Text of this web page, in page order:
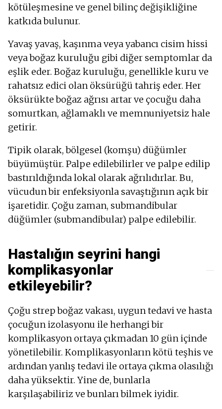
kötüleşmesine ve genel bilinç değişikliğine
katkıda bulunur.
Yavaş yavaş, kaşınma veya yabancı cisim hissi
veya boğaz kuruluğu gibi diğer semptomlar da
eşlik eder. Boğaz kuruluğu, genellikle kuru ve
rahatsız edici olan öksürüğü tahriş eder. Her
öksürükte boğaz ağrısı artar ve çocuğu daha
somurtkan, ağlamaklı ve memnuniyetsiz hale
getirir.
Tipik olarak, bölgesel (komşu) düğümler
büyümüştür. Palpe edilebilirler ve palpe edilip
bastırıldığında lokal olarak ağrılıdırlar. Bu,
vücudun bir enfeksiyonla savaştığının açık bir
işaretidir. Çoğu zaman, submandibular
düğümler (submandibular) palpe edilebilir.
Hastalığın seyrini hangi
komplikasyonlar
etkileyebilir?
Çoğu strep boğaz vakası, uygun tedavi ve hasta
çocuğun izolasyonu ile herhangi bir
komplikasyon ortaya çıkmadan 10 gün içinde
yönetilebilir. Komplikasyonların kötü teşhis ve
ardından yanlış tedavi ile ortaya çıkma olasılığı
daha yüksektir. Yine de, bunlarla
karşılaşabiliriz ve bunları bilmek iyidir.